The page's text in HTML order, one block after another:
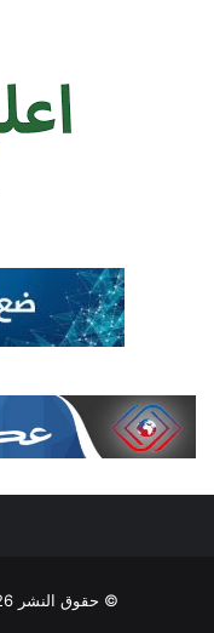
© حقوق النشر 2026، جميع الحقوق محفوظة |